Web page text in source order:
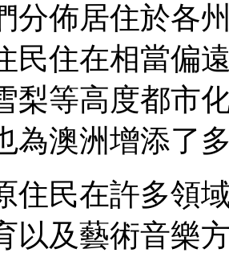
分佈居住於各
民住在相當偏
梨等高度都市
為澳洲增添了
住民在許多領
以及藝術音樂